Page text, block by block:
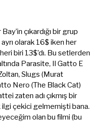
çıkardığı bir grup
olarak 16$ iken her
biri 13$’dı. Bu setlerden
Parasite, Il Gatto E
Slugs (Murat
Nero (The Black Cat)
zaten adı çıkmış bir
çekici gelmemişti bana.
olan bu filmi (bu